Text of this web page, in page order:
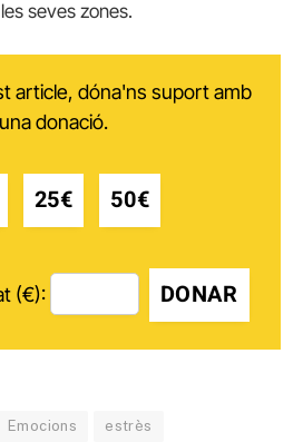
seves zones.
article, dóna'ns suport amb
una donació.
25€ 50€
(€): DONAR
Emocions estrès